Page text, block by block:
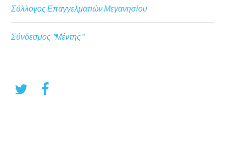
Σύλλογος Επαγγελματιών Μεγανησίου
Σύνδεσμος "Μέντης"